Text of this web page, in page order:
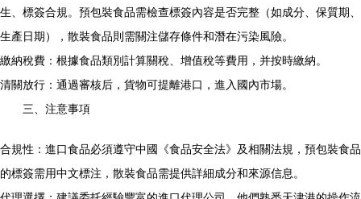
生、標簽合規。預包裝食品需檢查標簽內容是否完整（如成分、保質期、
生產日期），散裝食品則需關注儲存條件和潛在污染風險。
繳納稅費：根據食品類別計算關稅、增值稅等費用，并按時繳納。
清關放行：通過審核后，貨物可提離港口，進入國內市場。
三、注意事項
合規性：進口食品必須遵守中國《食品安全法》及相關法規，預包裝食品
的標簽需用中文標注，散裝食品需提供詳細成分和來源信息。